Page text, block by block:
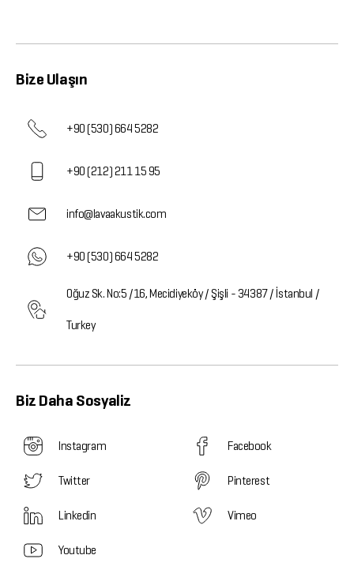
Bize Ulaşın
+90 (530) 664 5282
+90 (212) 211 15 95
info@lavaakustik.com
+90 (530) 664 5282
Oğuz Sk. No:5 /16, Mecidiyeköy / Şişli - 34387 / İstanbul /
Turkey
Biz Daha Sosyaliz
Instagram Facebook
Twitter Pinterest
Linkedin Vimeo
Youtube